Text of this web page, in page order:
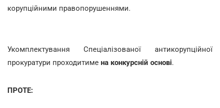
корупційними правопорушеннями.
Укомплектування Спеціалізованої антикорупційної
прокуратури проходитиме на конкурсній основі.
ПРОТЕ: